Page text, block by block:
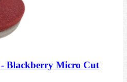
Blackberry Micro Cut